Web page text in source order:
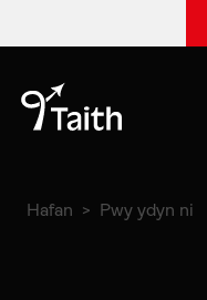
Hafan Pwy ydyn ni